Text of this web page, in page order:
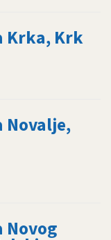
Krka, Krk
Novalje,
Novog